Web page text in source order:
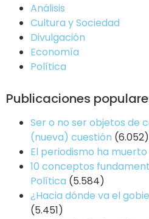
Análisis
Cultura y Sociedad
Divulgación
Economía
Política
Publicaciones
Ser o no ser objetos de
(nueva) cuestión (6.052)
El periodismo ha muerto
10 conceptos
Política (5.584)
¿Hacia dónde va el
(5.451)